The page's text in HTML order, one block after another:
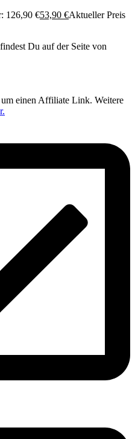
126,90 €53,90 €Aktueller Preis
Du auf der Seite von
einen Affiliate Link. Weitere